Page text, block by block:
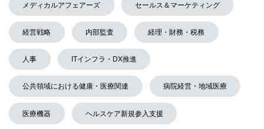
メディカルアフェアーズ セールス＆マーケティング
経営戦略 内部監査 経理・財務・税務
人事 ITインフラ・DX推進
公共領域における健康・医療関連 病院経営・地域医療
医療機器 ヘルスケア新規参入支援